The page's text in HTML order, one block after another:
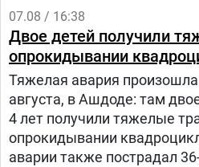
07.08 / 16:38
Двое детей получили
опрокидывании
Тяжелая авария
августа, в Ашдоде: там
4 лет получили тяжелые
опрокидывании
аварии также пострадал